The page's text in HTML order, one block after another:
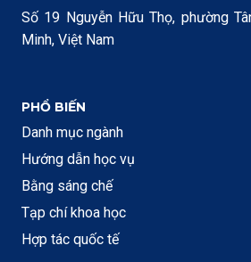
Số 19 Nguyễn Hữu Thọ, phường
Minh, Việt Nam
PHỔ BIẾN
Danh mục ngành
Hướng dẫn học vụ
Bằng sáng chế
Tạp chí khoa học
Hợp tác quốc tế